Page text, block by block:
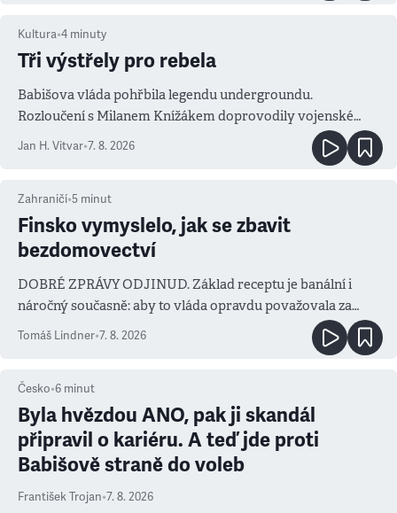
Kultura•4 minuty
Tři výstřely pro rebela
Babišova vláda pohřbila legendu undergroundu.
Rozloučení s Milanem Knížákem doprovodily vojenské
salvy i kritika pokrokářů
Jan H. Vitvar•7. 8. 2026
Zahraničí•5 minut
Finsko vymyslelo, jak se zbavit
bezdomovectví
DOBRÉ ZPRÁVY ODJINUD. Základ receptu je banální i
náročný současně: aby to vláda opravdu považovala za
prioritu
Tomáš Lindner•7. 8. 2026
Česko•6 minut
Byla hvězdou ANO, pak ji skandál
připravil o kariéru. A teď jde proti
Babišově straně do voleb
František Trojan•7. 8. 2026